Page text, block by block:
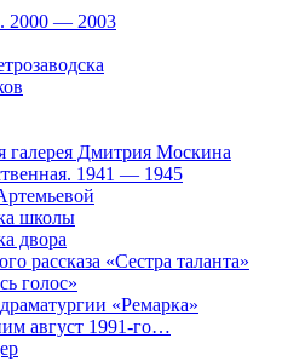
2000 — 2003
галерея Дмитрия Москина
1941 — 1945
школы
двора
рассказа «Сестра таланта»
голос»
«Ремарка»
август 1991-го…